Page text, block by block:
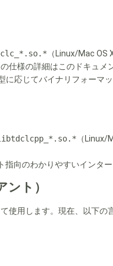
（Linux/Mac
仕様の詳細はこのドキュメ
応じてバイナリフォー
（Linux/
向のわかりやすいインタ
ト）
用します。現在、以下の